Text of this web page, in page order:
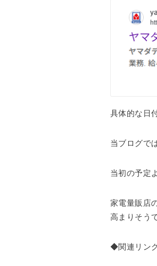
具体的な日
当ブログで
当初の予定
家電量販店
高まりそう
◆関連リンク